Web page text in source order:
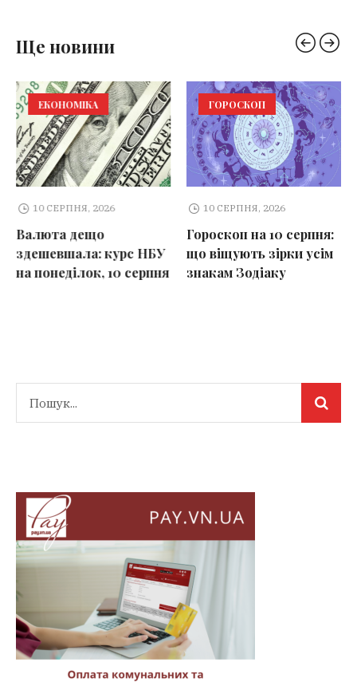
Ще новини
ЕКОНОМІКА
10 СЕРПНЯ, 2026
Валюта дещо
здешевшала: курс НБУ
на понеділок, 10 серпня
ГОРОСКОП
10 СЕРПНЯ, 2026
Гороскоп на 10 серпня:
що віщують зірки усім
знакам Зодіаку